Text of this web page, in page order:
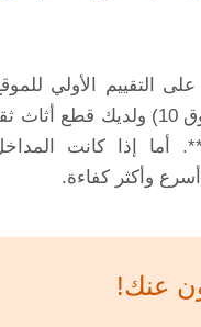
التقييم الأولي
الأثاث. إذا كنت تنتقل من/إلى طوابق عالية (فوق 10)
أما إذا كانت
عنك!